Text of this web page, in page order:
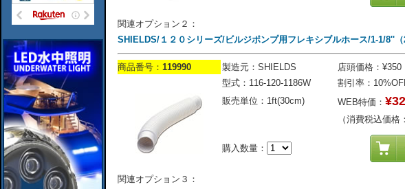
関連オプション２：
SHIELDS/１２０シリーズ/ビルジポンプ用フレキシブルホース/1-1/8''（
商品番号： 119990 製造元：SHIELDS
店頭価格：¥350
型式：116-120-1186W
割引率：
販売単位：1ft(30cm)
WEB特価：
（消費税込価格：
購入数量：
関連オプション３：